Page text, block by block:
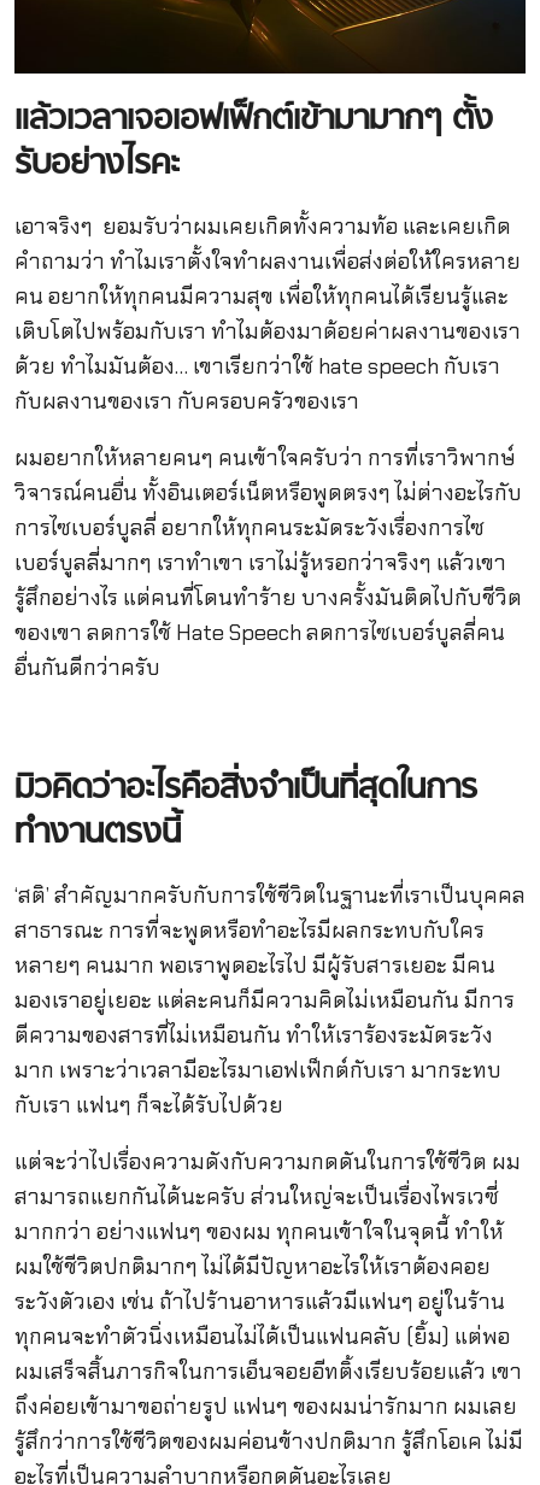
แล้วเวลาเจอเอฟเฟ็กต์เข้ามามากๆ ตั้ง
รับอย่างไรคะ
เอาจริงๆ ยอมรับว่าผมเคยเกิดทั้งความท้อ และเคยเกิด
คำถามว่า ทำไมเราตั้งใจทำผลงานเพื่อส่งต่อให้ใครหลาย
คน อยากให้ทุกคนมีความสุข เพื่อให้ทุกคนได้เรียนรู้และ
เติบโตไปพร้อมกับเรา ทำไมต้องมาด้อยค่าผลงานของเรา
ด้วย ทำไมมันต้อง… เขาเรียกว่าใช้ hate speech กับเรา
กับผลงานของเรา กับครอบครัวของเรา
ผมอยากให้หลายคนๆ คนเข้าใจครับว่า การที่เราวิพากษ์
วิจารณ์คนอื่น ทั้งอินเตอร์เน็ตหรือพูดตรงๆ ไม่ต่างอะไรกับ
การไซเบอร์บูลลี่ อยากให้ทุกคนระมัดระวังเรื่องการไซ
เบอร์บูลลี่มากๆ เราทำเขา เราไม่รู้หรอกว่าจริงๆ แล้วเขา
รู้สึกอย่างไร แต่คนที่โดนทำร้าย บางครั้งมันติดไปกับชีวิต
ของเขา ลดการใช้ Hate Speech ลดการไซเบอร์บูลลี่คน
อื่นกันดีกว่าครับ
มิวคิดว่าอะไรคือสิ่งจำเป็นที่สุดในการ
ทำงานตรงนี้
‘สติ’ สำคัญมากครับกับการใช้ชีวิตในฐานะที่เราเป็นบุคคล
สาธารณะ การที่จะพูดหรือทำอะไรมีผลกระทบกับใคร
หลายๆ คนมาก พอเราพูดอะไรไป มีผู้รับสารเยอะ มีคน
มองเราอยู่เยอะ แต่ละคนก็มีความคิดไม่เหมือนกัน มีการ
ตีความของสารที่ไม่เหมือนกัน ทำให้เราร้องระมัดระวัง
มาก เพราะว่าเวลามีอะไรมาเอฟเฟ็กต์กับเรา มากระทบ
กับเรา แฟนๆ ก็จะได้รับไปด้วย
แต่จะว่าไปเรื่องความดังกับความกดดันในการใช้ชีวิต ผม
สามารถแยกกันได้นะครับ ส่วนใหญ่จะเป็นเรื่องไพรเวซี่
มากกว่า อย่างแฟนๆ ของผม ทุกคนเข้าใจในจุดนี้ ทำให้
ผมใช้ชีวิตปกติมากๆ ไม่ได้มีปัญหาอะไรให้เราต้องคอย
ระวังตัวเอง เช่น ถ้าไปร้านอาหารแล้วมีแฟนๆ อยู่ในร้าน
ทุกคนจะทำตัวนิ่งเหมือนไม่ได้เป็นแฟนคลับ (ยิ้ม) แต่พอ
ผมเสร็จสิ้นภารกิจในการเอ็นจอยอีทติ้งเรียบร้อยแล้ว เขา
ถึงค่อยเข้ามาขอถ่ายรูป แฟนๆ ของผมน่ารักมาก ผมเลย
รู้สึกว่าการใช้ชีวิตของผมค่อนข้างปกติมาก รู้สึกโอเค ไม่มี
อะไรที่เป็นความลำบากหรือกดดันอะไรเลย